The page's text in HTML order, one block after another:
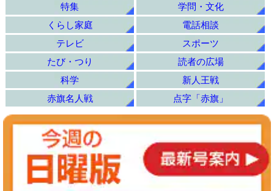
特集
学問・文化
くらし家庭
電話相談
テレビ
スポーツ
たび・つり
読者の広場
科学
新人王戦
赤旗名人戦
点字「赤旗」